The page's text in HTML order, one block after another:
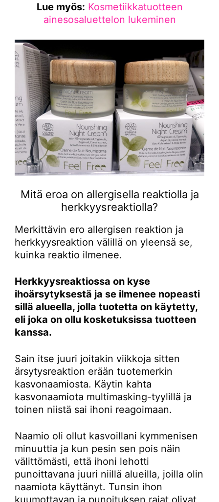
Lue myös: Kosmetiikkatuotteen
ainesosaluettelon lukeminen
Mitä eroa on allergisella reaktiolla ja
herkkyysreaktiolla?
Merkittävin ero allergisen reaktion ja
herkkyysreaktion välillä on yleensä se,
kuinka reaktio ilmenee.
Herkkyysreaktiossa on kyse
ihoärsytyksestä ja se ilmenee nopeasti
sillä alueella, jolla tuotetta on käytetty,
eli joka on ollu kosketuksissa tuotteen
kanssa.
Sain itse juuri joitakin viikkoja sitten
ärsytysreaktion erään tuotemerkin
kasvonaamiosta. Käytin kahta
kasvonaamiota multimasking-tyylillä ja
toinen niistä sai ihoni reagoimaan.
Naamio oli ollut kasvoillani kymmenisen
minuuttia ja kun pesin sen pois näin
välittömästi, että ihoni lehotti
punoittavana juuri niillä alueilla, joilla olin
naamiota käyttänyt. Tunsin ihon
kuumottavan ja punoituksen rajat olivat